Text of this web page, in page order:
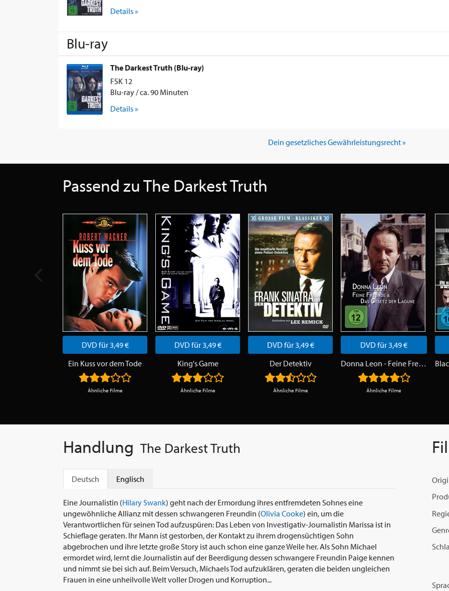
Details »
Blu-ray
The Darkest Truth (Blu-ray)
FSK 12
Blu-ray / ca. 90 Minuten
Details »
Dein gesetzliches Gewährleistungsrecht »
Passend zu The Darkest Truth
DVD für 3,49 €
Ein Kuss vor dem Tode
Ähnliche Filme
DVD für 3,49 €
King's Game
Ähnliche Filme
DVD für 3,49 €
Der Detektiv
Ähnliche Filme
DVD für 3,49 €
Donna Leon - Feine Freunde & Das Gesetz der Lagune
Ähnliche Filme
Handlung The Darkest Truth
Deutsch Englisch
Eine Journalistin (Hilary Swank) geht nach der Ermordung ihres entfremdeten Sohnes eine
ungewöhnliche Allianz mit dessen schwangeren Freundin (Olivia Cooke) ein, um die
Verantwortlichen für seinen Tod aufzuspüren: Das Leben von Investigativ-Journalistin Marissa ist in
Schieflage geraten. Ihr Mann ist gestorben, der Kontakt zu ihrem drogensüchtigen Sohn
abgebrochen und ihre letzte große Story ist auch schon eine ganze Weile her. Als Sohn Michael
ermordet wird, lernt die Journalistin auf der Beerdigung dessen schwangere Freundin Paige kennen
und nimmt sie bei sich auf. Beim Versuch, Michaels Tod aufzuklären, geraten die beiden ungleichen
Frauen in eine unheilvolle Welt voller Drogen und Korruption...